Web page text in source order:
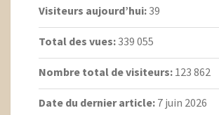
Visiteurs aujourd’hui: 39
Total des vues: 339 055
Nombre total de visiteurs: 123 862
Date du dernier article: 7 juin 2026